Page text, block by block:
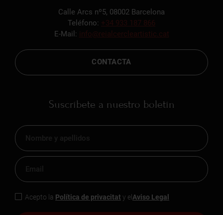
Calle Arcs nº5, 08002 Barcelona
Teléfono: +34 933 187 866
E-Mail: info@reialcercleartistic.cat
CONTACTA
Suscríbete a nuestro boletín
Acepto la Política de privacitat y el Aviso Legal